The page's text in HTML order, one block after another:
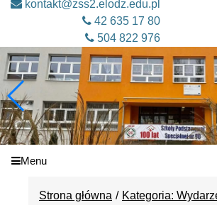
kontakt@zss2.elodz.edu.pl
42 635 17 80
504 822 976
Menu
Strona główna
Kategoria: